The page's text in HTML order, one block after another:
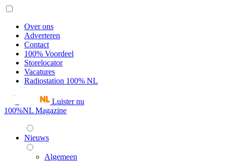
Over ons
Adverteren
Contact
100% Voordeel
Storelocator
Vacatures
Radiostation 100% NL
Luister nu
100%NL Magazine
Nieuws
Algemeen